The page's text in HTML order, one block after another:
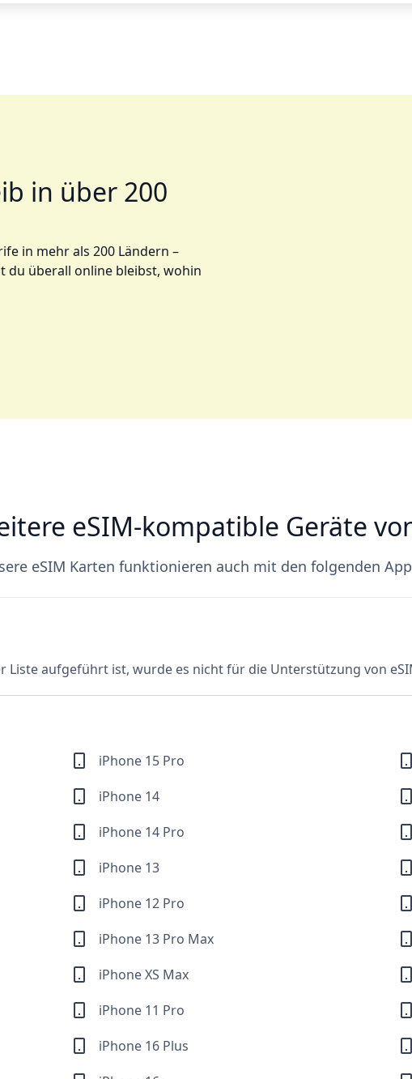
in über 200
in mehr als 200 Ländern –
du überall online bleibst, wohin
eSIM-kompatible Geräte
eSIM Karten funktionieren auch mit den folgenden
Liste aufgeführt ist, wurde es nicht für die Unterstützung von
iPhone 15 Pro
iPhone 14
iPhone 14 Pro
iPhone 13
iPhone 12 Pro
iPhone 13 Pro Max
iPhone XS Max
iPhone 11 Pro
iPhone 16 Plus